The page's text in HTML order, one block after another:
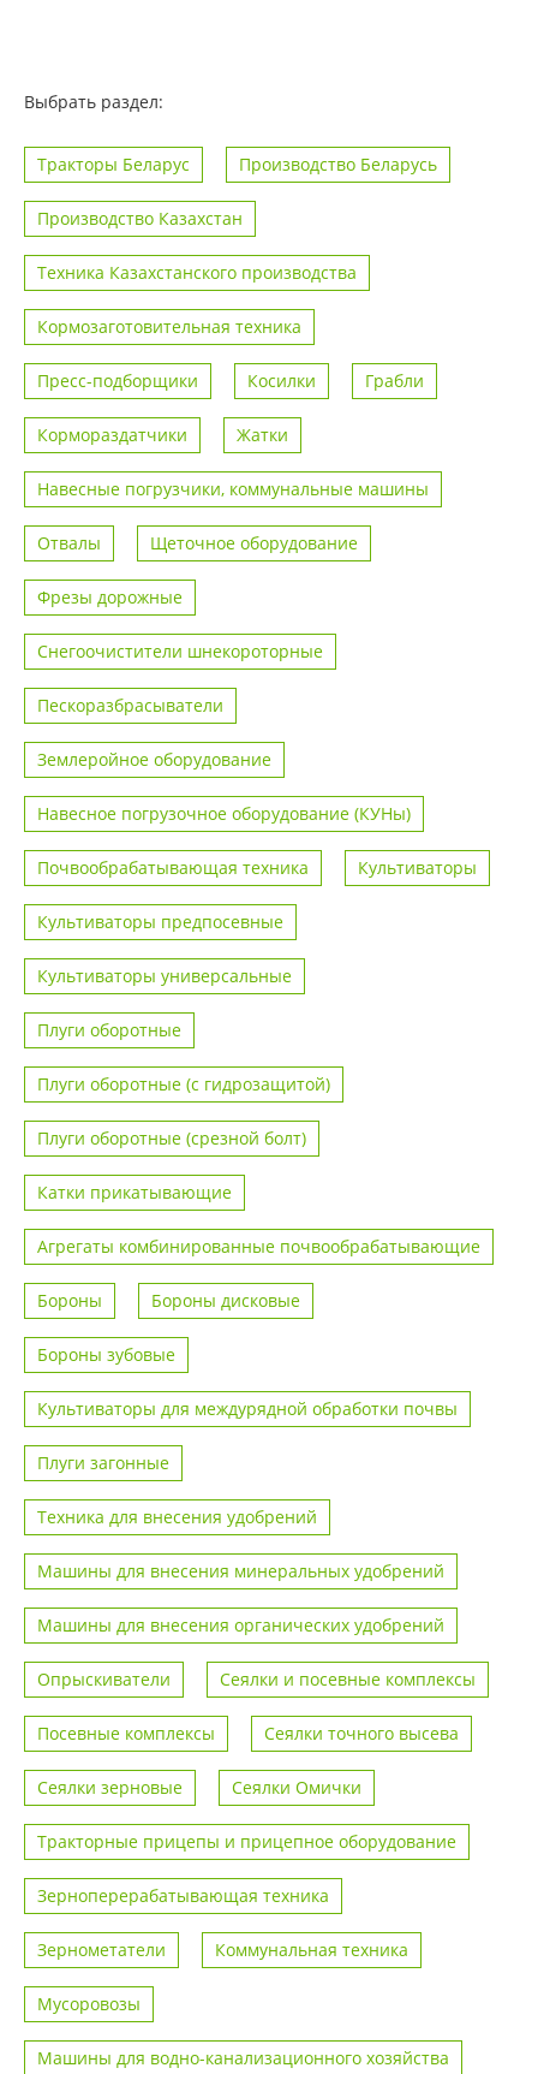
Выбрать раздел:
Тракторы Беларус Производство Беларусь
Производство Казахстан
Техника Казахстанского производства
Кормозаготовительная техника
Пресс-подборщики Косилки Грабли
Кормораздатчики Жатки
Навесные погрузчики, коммунальные машины
Отвалы Щеточное оборудование
Фрезы дорожные
Снегоочистители шнекороторные
Пескоразбрасыватели
Землеройное оборудование
Навесное погрузочное оборудование (КУНы)
Почвообрабатывающая техника Культиваторы
Культиваторы предпосевные
Культиваторы универсальные
Плуги оборотные
Плуги оборотные (с гидрозащитой)
Плуги оборотные (срезной болт)
Катки прикатывающие
Агрегаты комбинированные почвообрабатывающие
Бороны Бороны дисковые
Бороны зубовые
Культиваторы для междурядной обработки почвы
Плуги загонные
Техника для внесения удобрений
Машины для внесения минеральных удобрений
Машины для внесения органических удобрений
Опрыскиватели Сеялки и посевные комплексы
Посевные комплексы Сеялки точного высева
Сеялки зерновые Сеялки Омички
Тракторные прицепы и прицепное оборудование
Зерноперерабатывающая техника
Зернометатели Коммунальная техника
Мусоровозы
Машины для водно-канализационного хозяйства